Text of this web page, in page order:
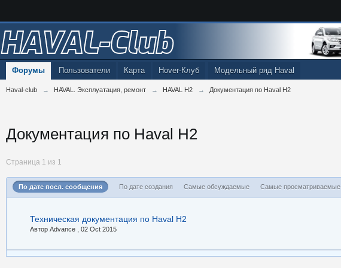
HAVAL-Club
Карта Hover-Клуб Модельный ряд Haval
Форумы Пользователи
Haval-club → HAVAL. Эксплуатация, ремонт → HAVAL H2 → Документация по Haval H2
Документация по Haval H2
Страница 1 из 1
По дате посл. сообщения По дате создания Самые обсуждаемые Самые просматриваемые
Техническая документация по Haval H2
Автор Advance , 02 Oct 2015